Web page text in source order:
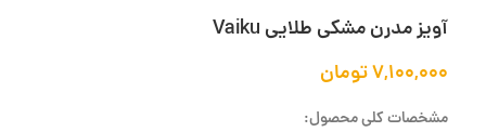
آویز مدرن مشکی طلایی Vaiku
۷,۱۰۰,۰۰۰تومان
مشخصات کلی محصول: